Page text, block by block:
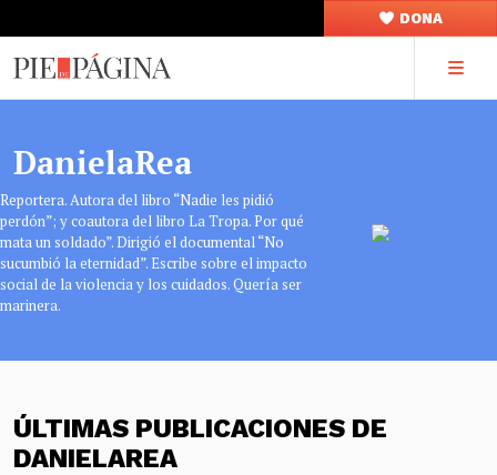
DONA
DanielaRea
Reportera. Autora del libro “Nadie les pidió
perdón”; y coautora del libro La Tropa. Por qué
mata un soldado”. Dirigió el documental “No
sucumbió la eternidad”. Escribe sobre el impacto
social de la violencia y los cuidados. Quería ser
marinera.
ÚLTIMAS PUBLICACIONES DE
DANIELAREA